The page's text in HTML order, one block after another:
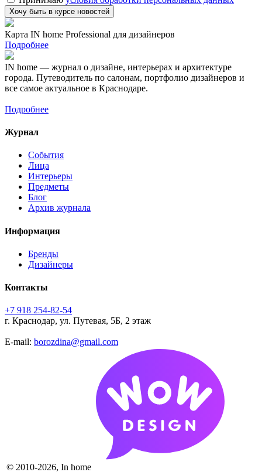
Карта IN home Professional для дизайнеров
Подробнее
IN home — журнал о дизайне, интерьерах и архитектуре
города. Путеводитель по салонам, портфолио дизайнеров и
все самое актуальное в Краснодаре.
Подробнее
Журнал
События
Лица
Интерьеры
Предметы
Блог
Архив журнала
Информация
Бренды
Дизайнеры
Контакты
+7 918 254-82-54
г. Краснодар, ул. Путевая, 5Б, 2 этаж
E-mail: borozdina@gmail.com
© 2010-2026, In home